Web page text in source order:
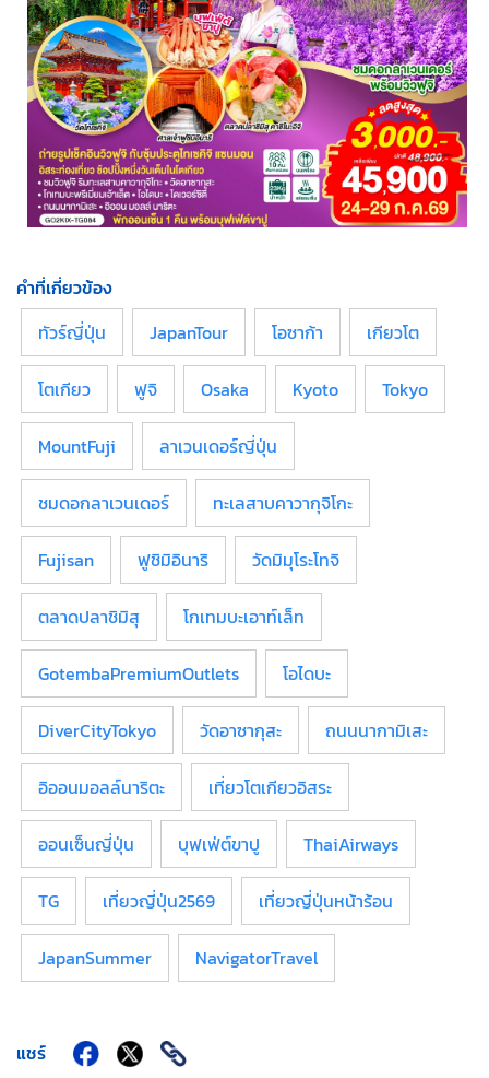
คำที่เกี่ยวข้อง
ทัวร์ญี่ปุ่น
JapanTour โอซาก้า เกียวโต
โตเกียว ฟูจิ Osaka Kyoto Tokyo
MountFuji ลาเวนเดอร์ญี่ปุ่น
ชมดอกลาเวนเดอร์ ทะเลสาบคาวากุจิโกะ
Fujisan ฟูชิมิอินาริ วัดมิมุโระโทจิ
ตลาดปลาชิมิสุ โกเทมบะเอาท์เล็ท
GotembaPremiumOutlets โอไดบะ
DiverCityTokyo วัดอาซากุสะ ถนนนากามิเสะ
อิออนมอลล์นาริตะ เที่ยวโตเกียวอิสระ
ออนเซ็นญี่ปุ่น บุฟเฟ่ต์ขาปู ThaiAirways
TG เที่ยวญี่ปุ่น2569 เที่ยวญี่ปุ่นหน้าร้อน
JapanSummer NavigatorTravel
แชร์